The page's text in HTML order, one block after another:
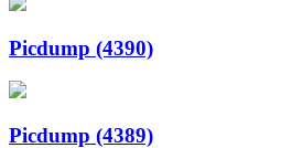
Picdump (4390)
Picdump (4389)